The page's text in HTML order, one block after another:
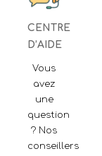
CENTRE
D’AIDE
Vous
avez
une
question
? Nos
conseillers